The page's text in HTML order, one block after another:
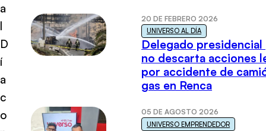
a
l
D
í
a
c
o
20 DE FEBRERO 2026
UNIVERSO AL DÍA
Delegado presidencial
no descarta acciones
por accidente de
gas en Renca
05 DE AGOSTO 2026
UNIVERSO EMPRENDEDOR